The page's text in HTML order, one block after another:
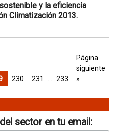
y la eficiencia
Climatización 2013.
230 231 233
Página
siguiente
»
sector en tu email: